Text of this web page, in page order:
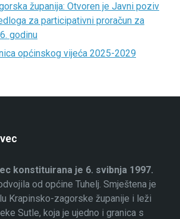
županija: Otvoren je Javni poziv
za participativni proračun za
godinu
općinskog vijeća 2025-2029
konstituirana je 6. svibnja 1997.
od općine Tuhelj. Smještena je
Krapinsko-zagorske županije i leži
Sutle, koja je ujedno i granica s